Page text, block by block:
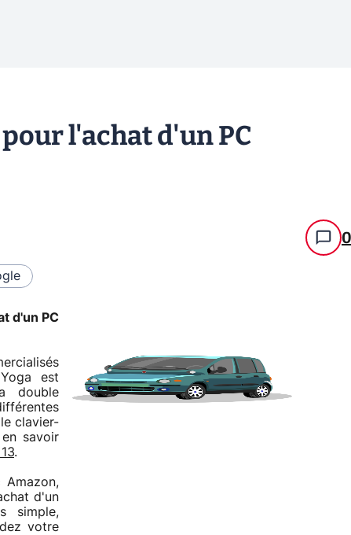
l'achat d'un PC
0
d'un PC
est
double
clavier-
savoir
.
Amazon,
d'un
simple,
votre